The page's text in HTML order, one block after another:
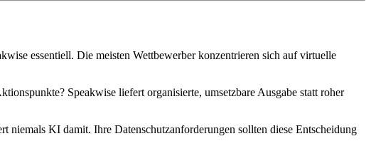
essentiell. Die meisten Wettbewerber konzentrieren sich auf virtuelle
Speakwise liefert organisierte, umsetzbare Ausgabe statt roher
niemals KI damit. Ihre Datenschutzanforderungen sollten diese Entscheidung